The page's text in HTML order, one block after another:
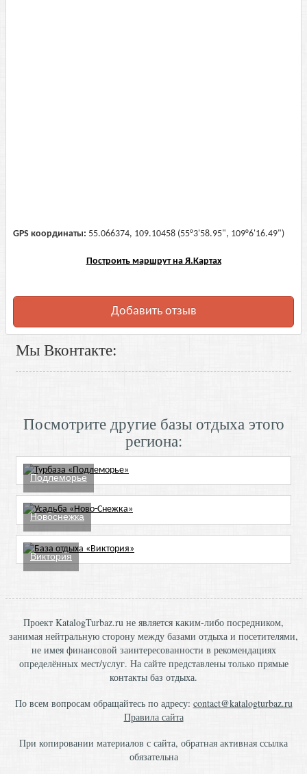
GPS координаты: 55.066374, 109.10458 (55°3'58.95", 109°6'16.49")
Построить маршрут на Я.Картах
Добавить отзыв
Мы Вконтакте:
Посмотрите другие базы отдыха этого
региона:
Подлеморье
Новоснежка
Виктория
Проект KatalogTurbaz.ru не является каким-либо посредником,
занимая нейтральную сторону между базами отдыха и посетителями,
не имея финансовой заинтересованности в рекомендациях
определённых мест/услуг. На сайте представлены только прямые
контакты баз отдыха.
По всем вопросам обращайтесь по адресу: contact@katalogturbaz.ru
Правила сайта
При копировании материалов с сайта, обратная активная ссылка
обязательна